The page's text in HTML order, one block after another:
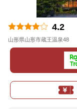
4.2
山形県山形市蔵王温泉48